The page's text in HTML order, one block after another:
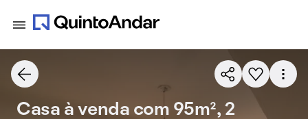
Casa à venda com 95m², 2